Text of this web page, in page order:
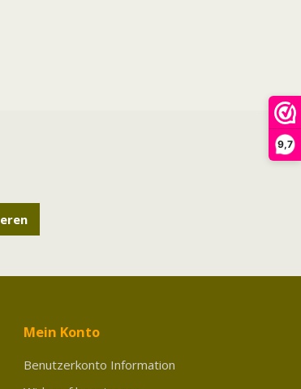
9,7
Mein Konto
Benutzerkonto Information